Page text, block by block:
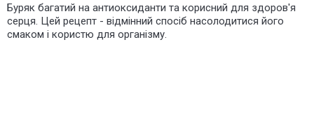
Буряк багатий на антиоксиданти та корисний для здоров'я
серця. Цей рецепт - відмінний спосіб насолодитися його
смаком і користю для організму.